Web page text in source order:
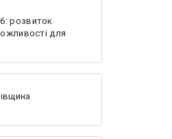
розвиток
для